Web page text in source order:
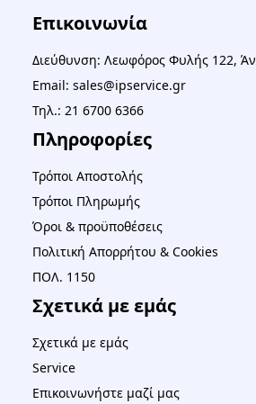
Επικοινωνία
Διεύθυνση: Λεωφόρος Φυλής 122,
Email: sales@ipservice.gr
Τηλ.: 21 6700 6366
Πληροφορίες
Τρόποι Αποστολής
Τρόποι Πληρωμής
Όροι & προϋποθέσεις
Πολιτική Απορρήτου & Cookies
ΠΟΛ. 1150
Σχετικά με εμάς
Σχετικά με εμάς
Service
Επικοινωνήστε μαζί μας